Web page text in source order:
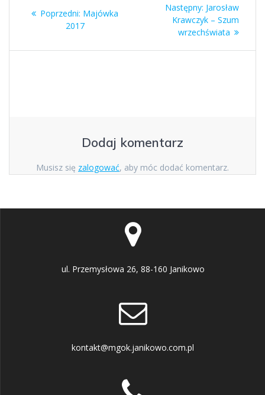
wpisu
Poprzedni: Poprzedni
wpis:
Majówka
2017
Następny: Następny
wpis:
Jarosław
Krawczyk – Szum
wrzechświata
Dodaj komentarz
Musisz się zalogować, aby móc dodać komentarz.
ul. Przemysłowa 26, 88-160 Janikowo
kontakt@mgok.janikowo.com.pl